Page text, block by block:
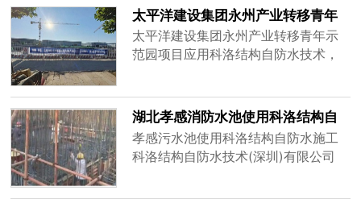
自修复，解决开裂不密实问题。百年
科洛，科洛防水100年。科洛防水，施
工简单效果可靠，省钱省时放心安
心。
太平洋建设集团永州产业转移青年
示范园项目
太平洋建设集团永州产业转移青年示
范园项目应用科洛结构自防水技术，
体的高新技术企业，科洛研发的结构
自防水系统采用永凝液dps+无机纳米
抗裂防渗剂，内外兼治防水防潮，对
于屋面防水，外墙防水有着标本兼治
湖北孝感消防水池使用科洛结构自
防水施工视频
孝感污水池使用科洛结构自防水施工
科洛结构自防水技术(深圳)有限公司